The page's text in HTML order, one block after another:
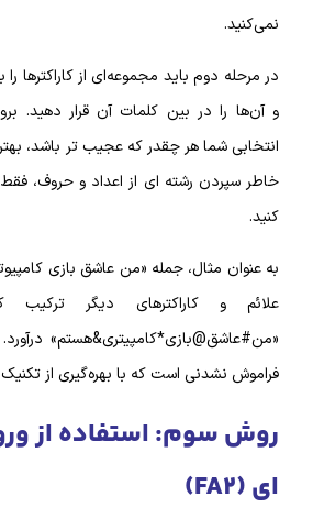
نمی‌کنید.
در مرحله دوم باید مجموعه‌ای از کاراکتر‌ها
و آن‌ها را در بین کلمات آن قرار دهید.
انتخابی شما هر چقدر که عجیب‌ تر باشد،
خاطر سپردن رشته‌ ای از اعداد و حروف،
کنید.
به عنوان مثال، جمله «من عاشق بازی
علائم و کاراکتر‌های دیگر
«من#عاشق@بازی*کامپیتری&هستم»
فراموش نشدنی است که با بهره‌گیری از
روش سوم: استفاده از
ای (FA۲)